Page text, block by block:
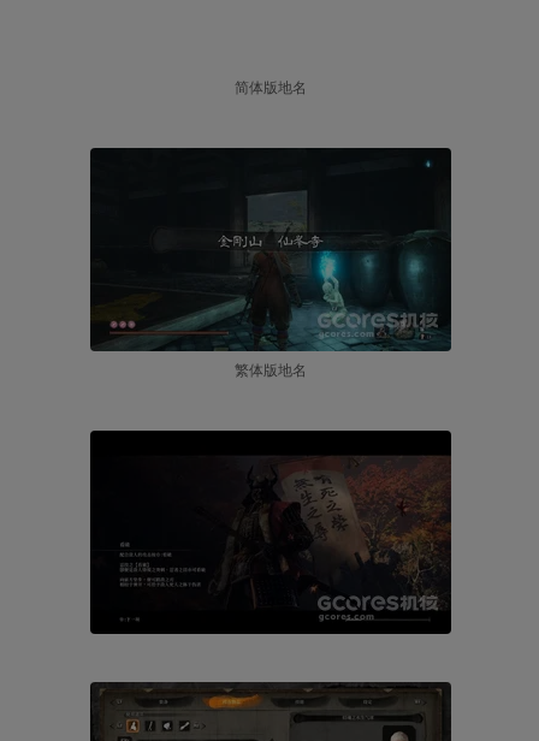
简体版地名
繁体版地名